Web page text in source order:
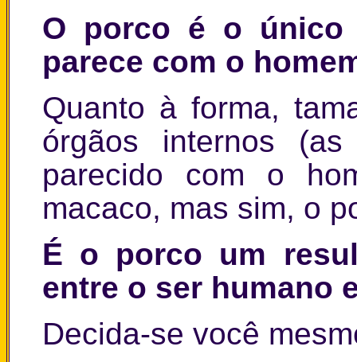
O porco é o único
parece com o
Quanto à forma,
órgãos internos
parecido com o
macaco, mas sim, o
É o porco um
entre o ser humano
Decida-se você